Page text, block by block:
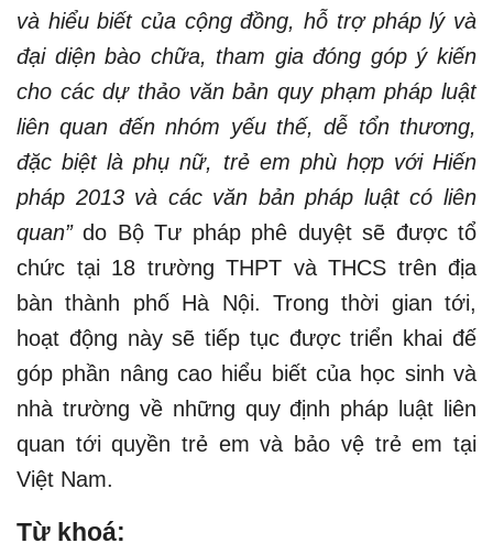
và hiểu biết của cộng đồng, hỗ trợ pháp lý và
đại diện bào chữa, tham gia đóng góp ý kiến
cho các dự thảo văn bản quy phạm pháp luật
liên quan đến nhóm yếu thế, dễ tổn thương,
đặc biệt là phụ nữ, trẻ em phù hợp với Hiến
pháp 2013 và các văn bản pháp luật có liên
quan”do Bộ Tư pháp phê duyệt sẽ được tổ
chức tại 18 trường THPT và THCS trên địa
bàn thành phố Hà Nội. Trong thời gian tới,
hoạt động này sẽ tiếp tục được triển khai đế
góp phần nâng cao hiểu biết của học sinh và
nhà trường về những quy định pháp luật liên
quan tới quyền trẻ em và bảo vệ trẻ em tại
Việt Nam.
Từ khoá: